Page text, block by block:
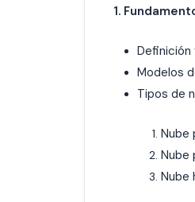
1.
Modelos
Tipos de
Nube
Nube
Nube